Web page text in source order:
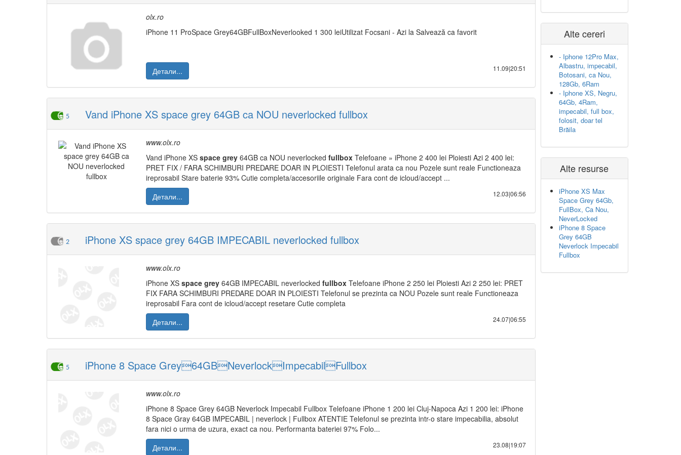
olx.ro
iPhone 11 ProSpace Grey64GBFullBoxNeverlooked 1 300 leiUtilizat Focsani - Azi la Salvează ca favorit
Детали... 11.09|20:51
5 Vand iPhone XS space grey 64GB ca NOU neverlocked fullbox
www.olx.ro
Vand iPhone XS space grey 64GB ca NOU neverlocked fullbox Telefoane » iPhone 2 400 lei Ploiesti Azi 2 400 lei:
PRET FIX / FARA SCHIMBURI PREDARE DOAR IN PLOIESTI Telefonul arata ca nou Pozele sunt reale Functioneaza
ireprosabil Stare baterie 93% Cutie completa/accesoriile originale Fara cont de icloud/accept ...
Детали...
12.03|06:56
2 iPhone XS space grey 64GB IMPECABIL neverlocked fullbox
www.olx.ro
iPhone XS space grey 64GB IMPECABIL neverlocked fullbox Telefoane iPhone 2 250 lei Ploiesti Azi 2 250 lei: PRET
FIX FARA SCHIMBURI PREDARE DOAR IN PLOIESTI Telefonul se prezinta ca NOU Pozele sunt reale Functioneaza
ireprosabil Fara cont de icloud/accept resetare Cutie completa
Детали...
24.07|06:55
5 iPhone 8 Space Grey64GBNeverlockImpecabilFullbox
www.olx.ro
iPhone 8 Space Grey 64GB Neverlock Impecabil Fullbox Telefoane iPhone 1 200 lei Cluj-Napoca Azi 1 200 lei: iPhone
8 Space Gray 64GB IMPECABIL | neverlock | Fullbox ATENTIE Telefonul se prezinta intr-o stare impecabilia, absolut
fara nici o urma de uzura, exact ca nou. Performanta bateriei 97% Folo...
Детали...
23.08|19:07
Alte cereri
- Iphone 12Pro Max,
Albastru, impecabil,
Botosani, ca Nou,
128Gb, 6Ram
- Iphone XS, Negru,
64Gb, 4Ram,
impecabil, full box,
folosit, doar tel
Brăila
Alte resurse
iPhone XS Max
Space Grey 64Gb,
FullBox, Ca Nou,
NeverLocked
iPhone 8 Space
Grey 64GB
Neverlock Impecabil
Fullbox